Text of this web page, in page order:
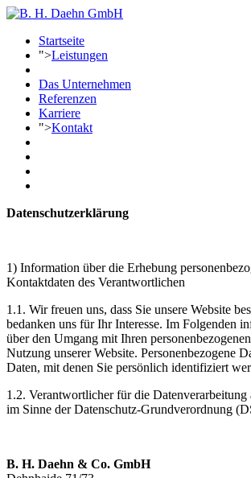
Startseite
">Leistungen
Das Unternehmen
Referenzen
Karriere
">Kontakt
Datenschutzerklärung
1) Information über die Erhebung
Kontaktdaten des Verantwortlichen
1.1. Wir freuen uns, dass Sie unsere Website
bedanken uns für Ihr Interesse. Im Folgenden
über den Umgang mit Ihren
Nutzung unserer Website. Personenbezogene
Daten, mit denen Sie persönlich identifiziert
1.2. Verantwortlicher für die Datenverarbeitung
im Sinne der Datenschutz-Grundverordnung
B. H. Daehn & Co. GmbH